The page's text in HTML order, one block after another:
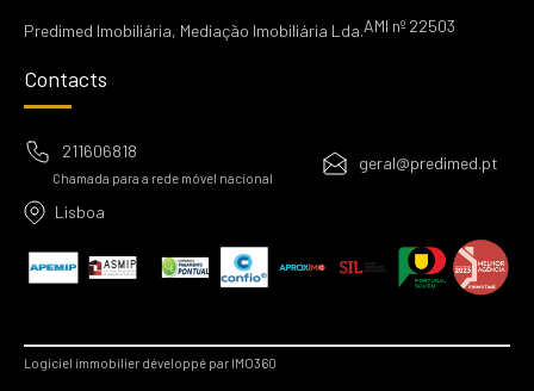
Predimed Imobiliária, Mediação Imobiliária Lda.AMI nº 22503
Contacts
211606818
Chamada para a rede móvel nacional
geral@predimed.pt
Lisboa
Logiciel immobilier développé par IMO360